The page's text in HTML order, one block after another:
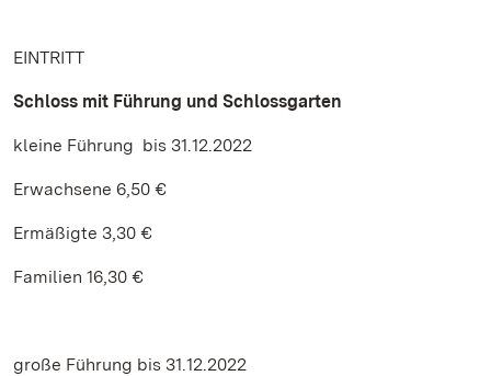
EINTRITT
Schloss mit Führung und Schlossgarten
kleine Führung bis 31.12.2022
Erwachsene 6,50 €
Ermäßigte 3,30 €
Familien 16,30 €
große Führung bis 31.12.2022